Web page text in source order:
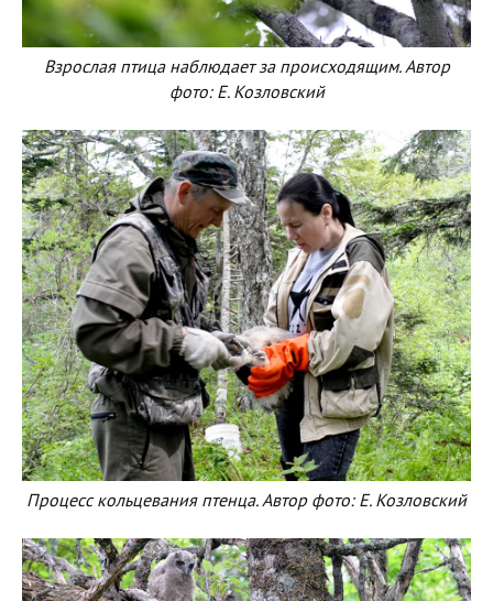
Взрослая птица наблюдает за происходящим. Автор
фото: Е. Козловский
Процесс кольцевания птенца. Автор фото: Е. Козловский